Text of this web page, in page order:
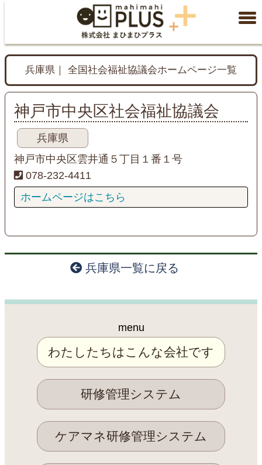
兵庫県｜ 全国社会福祉協議会ホームページ一覧
神戸市中央区社会福祉協議会
兵庫県
神戸市中央区雲井通５丁目１番１号
078-232-4411
ホームページはこちら
兵庫県一覧に戻る
menu
わたしたちはこんな会社です
研修管理システム
ケアマネ研修管理システム